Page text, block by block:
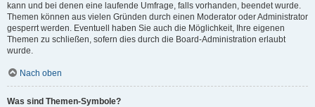
kann und bei denen eine laufende Umfrage, falls vorhanden, beendet wurde.
Themen können aus vielen Gründen durch einen Moderator oder Administrator
gesperrt werden. Eventuell haben Sie auch die Möglichkeit, Ihre eigenen
Themen zu schließen, sofern dies durch die Board-Administration erlaubt
wurde.
Nach oben
Was sind Themen-Symbole?